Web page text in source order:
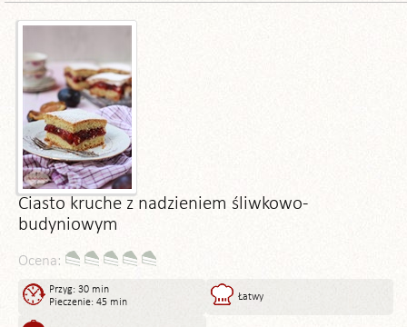
Ciasto kruche z nadzieniem śliwkowo-
budyniowym
Ocena:
Przyg: 30 min
Pieczenie: 45 min
Łatwy